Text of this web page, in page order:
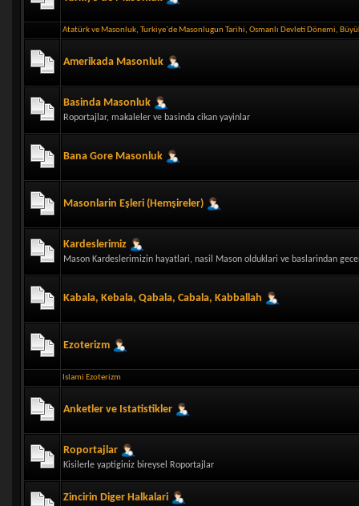
Atatürk ve Masonluk, Turkiye`de Masonlugun Tarihi, Osmanlı Devleti Dönemi,
Amerikada Masonluk
Basinda Masonluk
Roportajlar, makaleler ve basinda cikan yayinlar
Bana Gore Masonluk
Masonlarin Eşleri (Hemşireler)
Kardeslerimiz
Mason Kardeslerimizin hayatlari, nasil Mason olduklari ve baslarindan
Kabala, Kebala, Qabala, Cabala, Kabballah
Ezoterizm
Islami Ezoterizm
Anketler ve Istatistikler
Roportajlar
Kisilerle yaptiginiz bireysel Roportajlar
Zincirin Diger Halkalari